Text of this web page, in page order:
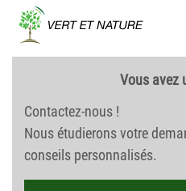
Vous avez
Contactez-nous !
Nous étudierons votre
conseils personnalisés.